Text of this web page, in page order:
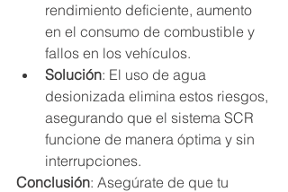
rendimiento deficiente, aumento
en el consumo de combustible y
fallos en los vehículos.
Solución: El uso de agua
desionizada elimina estos riesgos,
asegurando que el sistema SCR
funcione de manera óptima y sin
interrupciones.
Conclusión: Asegúrate de que tu